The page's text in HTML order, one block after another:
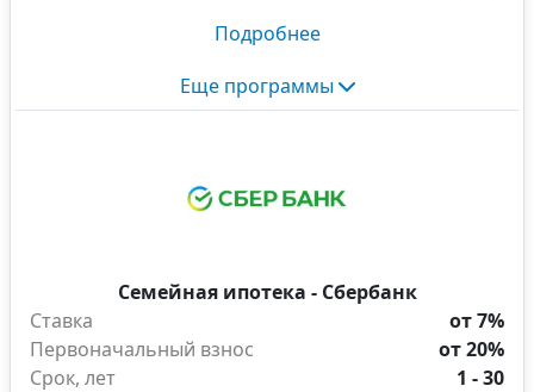
Подробнее
Еще программы
Семейная ипотека - Сбербанк
Ставка
от 7%
Первоначальный взнос
от 20%
Срок, лет
1 - 30